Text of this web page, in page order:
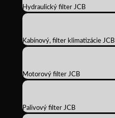
Hydraulický filter JCB
Kabínový, filter klimatizácie JCB
Motorový filter JCB
Palivový filter JCB